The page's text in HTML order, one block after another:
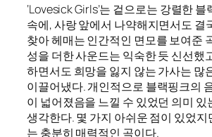
‘Lovesick Girls’는 겉으로는 강렬한
속에, 사랑 앞에서 나약해지면서도 결
찾아 헤매는 인간적인 면모를 보여준
성을 더한 사운드는 익숙한 듯 신선했
하면서도 희망을 잃지 않는 가사는 많
이끌어냈다. 개인적으로 블랙핑크의
이 넓어졌음을 느낄 수 있었던 의미 있
생각한다. 몇 가지 아쉬운 점이 있었지
는 충분히 매력적인 곡이다.